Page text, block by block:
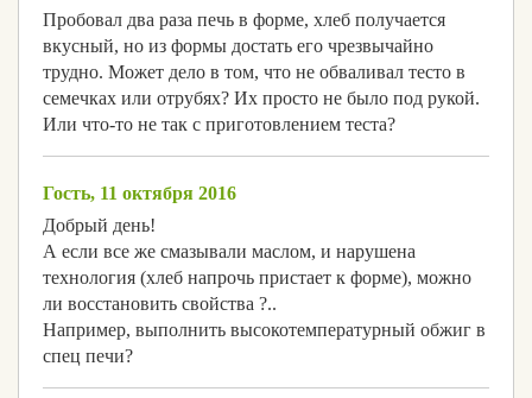
Пробовал два раза печь в форме, хлеб получается
вкусный, но из формы достать его чрезвычайно
трудно. Может дело в том, что не обваливал тесто в
семечках или отрубях? Их просто не было под рукой.
Или что-то не так с приготовлением теста?
Гость, 11 октября 2016
Добрый день!
А если все же смазывали маслом, и нарушена
технология (хлеб напрочь пристает к форме), можно
ли восстановить свойства ?..
Например, выполнить высокотемпературный обжиг в
спец печи?